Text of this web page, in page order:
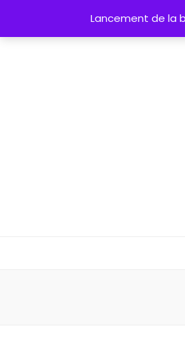
Lancement de la